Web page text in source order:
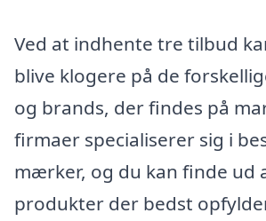
Ved at indhente tre tilbud
blive klogere på de
og brands, der findes på
firmaer specialiserer sig i
mærker, og du kan finde ud
produkter der bedst